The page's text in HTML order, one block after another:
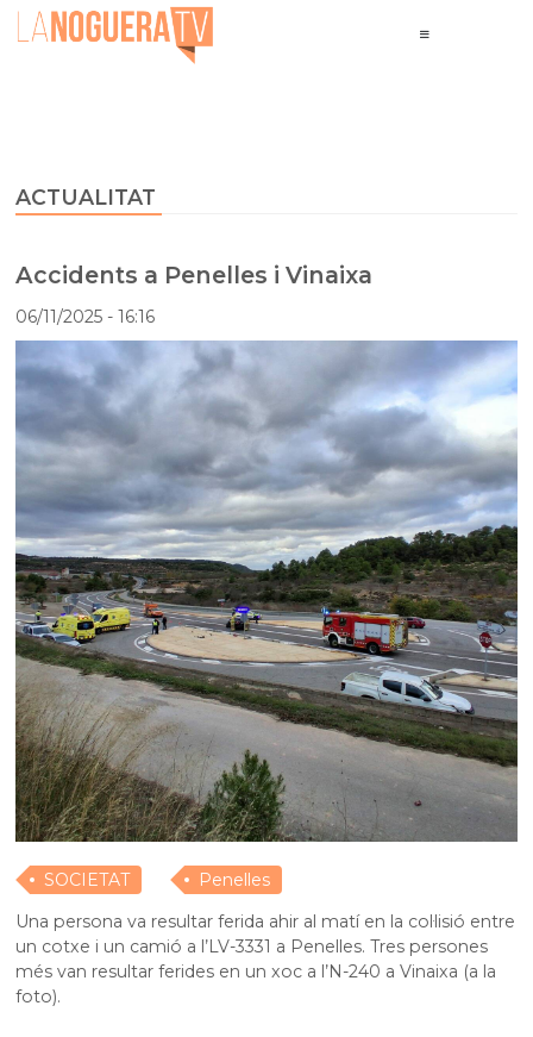
ACTUALITAT
Accidents a Penelles i Vinaixa
06/11/2025- 16:16
SOCIETAT
Penelles
Una persona va resultar ferida ahir al matí en la col·lisió entre
un cotxe i un camió a l’LV-3331 a Penelles. Tres persones
més van resultar ferides en un xoc a l’N-240 a Vinaixa (a la
foto).